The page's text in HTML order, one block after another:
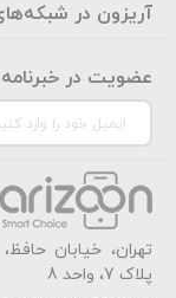
آریزون در
عضویت در خبرنامه
تهران، خیابان
پلاک 7، واحد 8